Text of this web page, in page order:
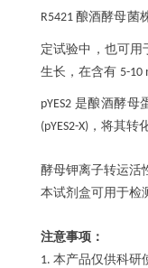
R5421 酿酒酵母菌
定试验中，也可用
生长，在含有 5-10
pYES2 是酿酒酵母
(pYES2-X) ，将其转
酵母钾离子转运活
本试剂盒可用于检
注意事项：
1. 本产品仅供科研